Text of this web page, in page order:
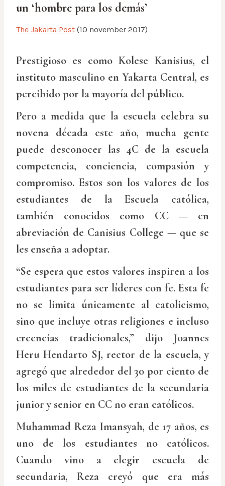
un ‘hombre para los demás’
The Jakarta Post (10 november 2017)
Prestigioso es como Kolese Kanisius, el
instituto masculino en Yakarta Central, es
percibido por la mayoría del público.
Pero a medida que la escuela celebra su
novena década este año, mucha gente
puede desconocer las 4C de la escuela
competencia, conciencia, compasión y
compromiso. Estos son los valores de los
estudiantes de la Escuela católica,
también conocidos como CC — en
abreviación de Canisius College — que se
les enseña a adoptar.
“Se espera que estos valores inspiren a los
estudiantes para ser líderes con fe. Esta fe
no se limita únicamente al catolicismo,
sino que incluye otras religiones e incluso
creencias tradicionales,” dijo Joannes
Heru Hendarto SJ, rector de la escuela, y
agregó que alrededor del 30 por ciento de
los miles de estudiantes de la secundaria
junior y senior en CC no eran católicos.
Muhammad Reza Imansyah, de 17 años, es
uno de los estudiantes no católicos.
Cuando vino a elegir escuela de
secundaria, Reza creyó que era más